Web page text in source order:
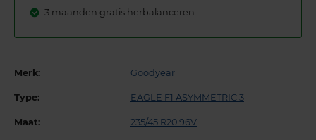
3 maanden gratis herbalanceren
Merk: Goodyear
Type: EAGLE F1 ASYMMETRIC 3
Maat: 235/45 R20 96V